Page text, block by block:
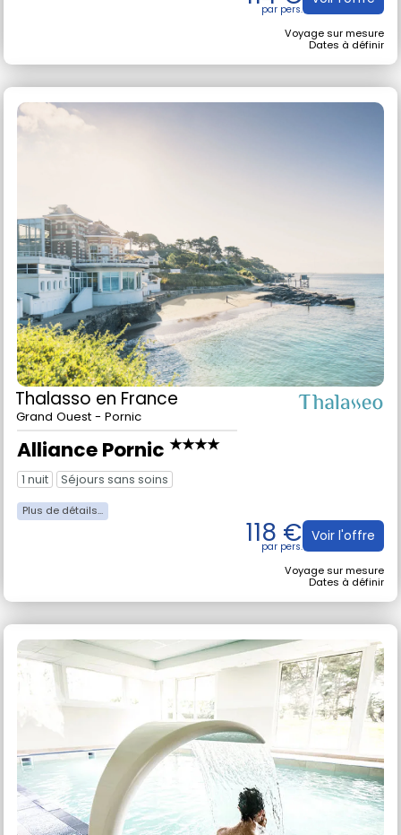
114 €
Dates à définir
Thalassoen France
Grand Ouest - Pornic
Alliance Pornic★★★★
1 nuit Séjours sans soins
118 €
Dates à définir